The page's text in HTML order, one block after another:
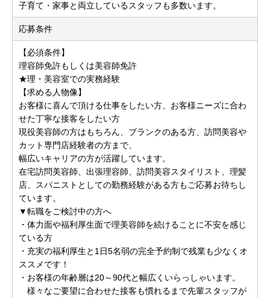
子育て・家事と両立しているスタッフも多数います。
応募条件
【必須条件】
理容師免許もしくは美容師免許
★理・美容室での実務経験
【求める人物像】
お客様に喜んで頂ける仕事をしたい方、お客様ニーズに合わ
せた丁寧な接客をしたい方
現役美容師の方はもちろん、ブランクのある方、訪問美容や
カット専門店経験者の方まで、
幅広いキャリアの方が活躍しています。
在宅訪問美容師、出張理容師、訪問美容スタイリスト、理髪
店、スパニストとしての勤務経験がある方もご応募お待ちし
ています。
▼転職をご検討中の方へ
・体力面や福利厚生面で理美容師を続けることに不安を感じ
ている方
・充実の福利厚生と1日5名弱の完全予約制で残業も少なくオ
ススメです！
・お客様の年齢層は20～90代と幅広くいらっしゃいます。
様々なご要望に合わせた接客も慣れるまで先輩スタッフが